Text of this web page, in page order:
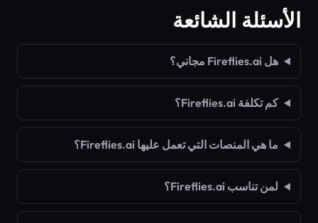
الأسئلة الشائعة
هل Fireflies.ai مجاني؟
كم تكلفة Fireflies.ai؟
ما هي المنصات التي تعمل عليها Fireflies.ai؟
لمن تناسب Fireflies.ai؟